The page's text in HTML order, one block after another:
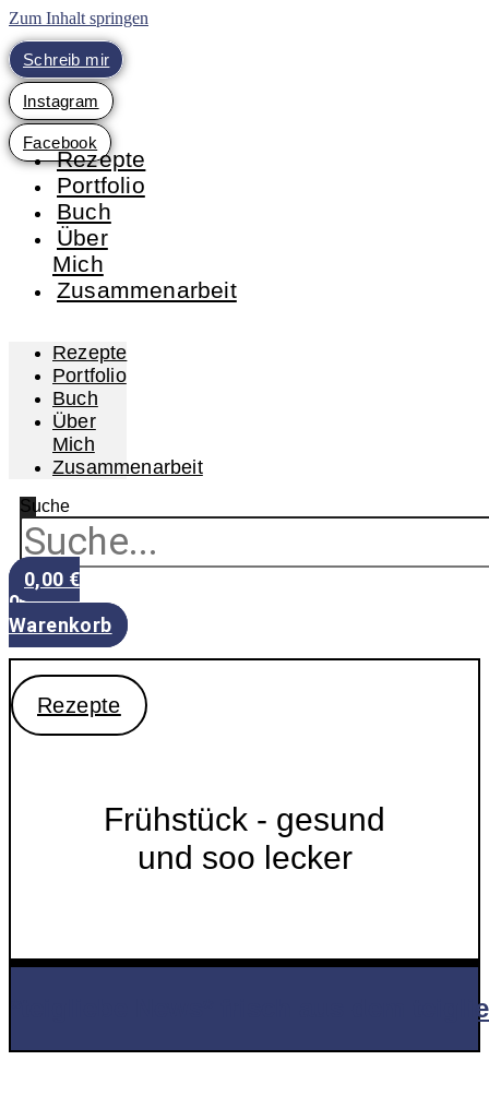
Zum Inhalt springen
Schreib mir
Instagram
Facebook
Rezepte
Portfolio
Buch
Über
Mich
Zusammenarbeit
Rezepte
Portfolio
Buch
Über
Mich
Zusammenarbeit
Suche
0,00 €
0
Warenkorb
Rezepte
Frühstück - gesund
und soo lecker
*teigliebe News* frisch aus dem